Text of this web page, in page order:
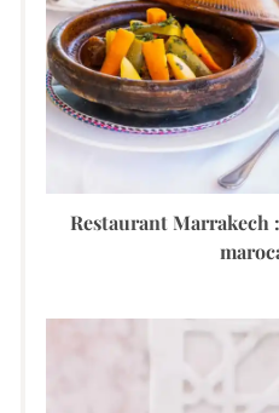
Restaurant Marrakech